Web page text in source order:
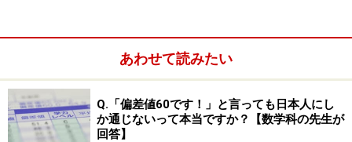
このデータから、「幼稚園および中高が私立の場合」の
学習総額費は、「幼稚園のみ私立であとは全て公立の場
合」の約1.7倍となります。
あわせて読みたい
Q.「偏差値60です！」と言っても日本人にし
か通じないって本当ですか？【数学科の先生が
回答】